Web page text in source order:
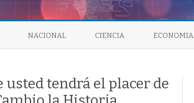
NACIONAL CIENCIA ECONOMIA
tendrá el placer de